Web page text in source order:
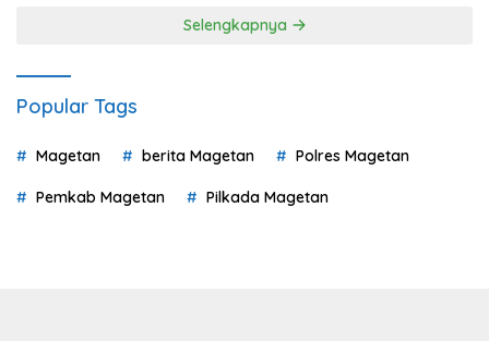
Selengkapnya
Popular Tags
Magetan berita Magetan Polres Magetan
Pemkab Magetan Pilkada Magetan